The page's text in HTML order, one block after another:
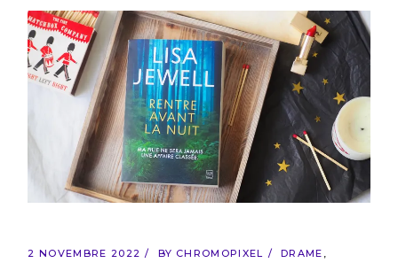
2 NOVEMBRE 2022 BY CHROMOPIXEL
DRAME